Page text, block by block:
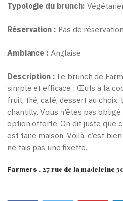
Typologie du brunch:
Réservation : Pas de
Ambiance : Anglaise
Description : Le brunch de
simple et efficace : Œufs à la
fruit, thé, café, dessert au choix.
chantilly. Vous n’êtes pas
option offerte. On dit juste que
est faite maison. Voilà, c’est
ne fais pas une fixette.
Farmers , 27 rue de la madeleine